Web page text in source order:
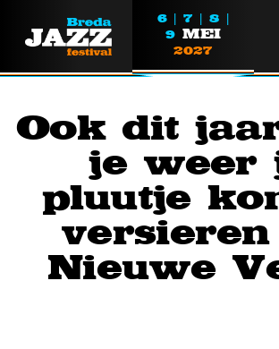
6 | 7 | 8 |
9 MEI
2027
Over ons
Partners
Lezen
Ook dit
je weer
pluutje
Nieuwe